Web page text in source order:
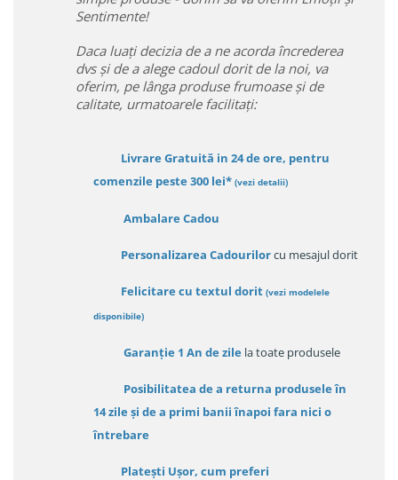
Sentimente!
Daca luați decizia de a ne acorda încrederea
dvs și de a alege cadoul dorit de la noi, va
oferim, pe lânga produse frumoase și de
calitate, urmatoarele facilitați:
Livrare Gratuită in 24 de ore, pentru
comenzile peste 300 lei* (vezi detalii)
Ambalare Cadou
Personalizarea Cadourilorcu mesajul dorit
Felicitare cu textul dorit (vezi modelele
disponibile)
Garanție 1 An de zile la toate produsele
Posibilitatea de a returna produsele în
14 zileși de a primi banii înapoi fara nici o
întrebare
Platești Ușor, cum preferi